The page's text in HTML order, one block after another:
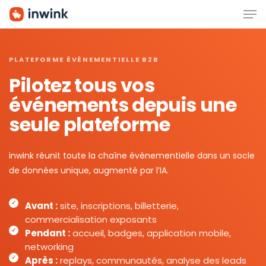
Skip
PLATEFORME ÉVÉNEMENTIELLE B2B
Pilotez tous vos
événements depuis une
seule plateforme
inwink réunit toute la chaîne événementielle dans un socle
de données unique, augmenté par l’IA.
Avant :site, inscriptions, billetterie,
commercialisation exposants
Pendant :accueil, badges, application mobile,
networking
Après :replays, communautés, analyse des leads